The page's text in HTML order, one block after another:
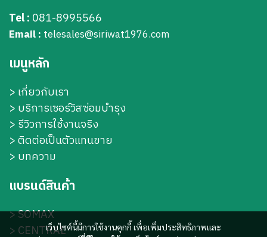
เว็บไซต์นี้มีการใช้งานคุกกี้ เพื่อเพิ่มประสิทธิภาพและ
Tel : 081-8995566
Email : telesales@siriwat1976.com
เมนูหลัก
> เกี่ยวกับเรา
> บริการเซอร์วิสซ่อมบำรุง
> รีวิวการใช้งานจริง
> ติดต่อเป็นตัวแทนขาย
> บทความ
แบรนด์สินค้า
>SOMAX
> CENTRAL